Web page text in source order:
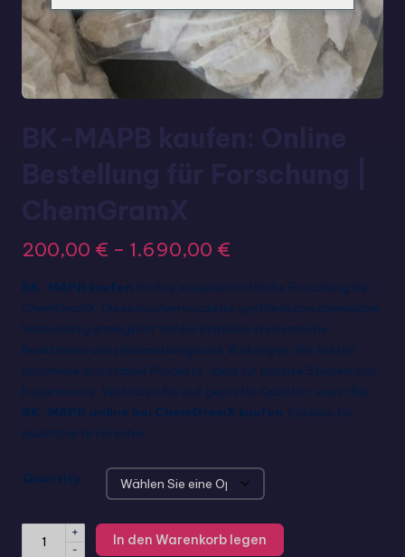
200,00 € – 1.690,00 €
BK-MAPB kaufen für Ihre wissenschaftliche Forschung bei
ChemGramX. Diese hochentwickelte synthetische chemische
Verbindung ermöglicht tiefere Einblicke in chemische
Reaktionen und pharmakologische Wirkungen. Wir bieten
hochreine und stabile Produkte, ideal für präzise Studien und
Experimente. Vertrauen Sie auf geprüfte Qualität, wenn Sie
BK-MAPB online bei ChemGramX kaufen. Exklusiv für
qualifizierte Forscher.
Quantity
-
+
In den Warenkorb legen